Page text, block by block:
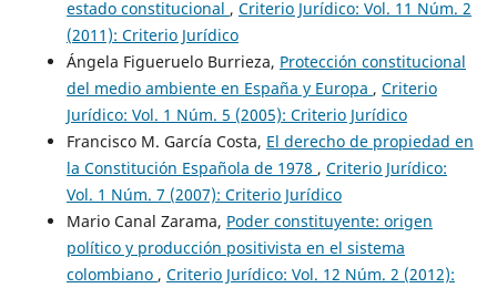
estado constitucional , Criterio Jurídico: Vol. 11 Núm. 2
(2011): Criterio Jurídico
Ángela Figueruelo Burrieza, Protección constitucional
del medio ambiente en España y Europa , Criterio
Jurídico: Vol. 1 Núm. 5 (2005): Criterio Jurídico
Francisco M. García Costa, El derecho de propiedad en
la Constitución Española de 1978 , Criterio Jurídico:
Vol. 1 Núm. 7 (2007): Criterio Jurídico
Mario Canal Zarama, Poder constituyente: origen
político y producción positivista en el sistema
colombiano , Criterio Jurídico: Vol. 12 Núm. 2 (2012):